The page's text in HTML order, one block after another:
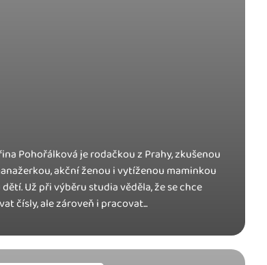
Pohořálková je rodačkou z Prahy, zkušenou
akční ženou i vytíženou maminkou
Už při výběru studia věděla, že se chce
čísly, ale zároveň i pracovat...